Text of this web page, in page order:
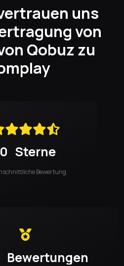
uns
von
Qobuz zu
0 Sterne
Bewertung
Bewertungen